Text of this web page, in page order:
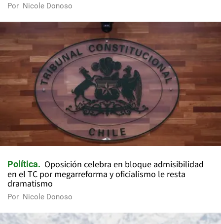
Por Nicole Donoso
Política
Oposición celebra en bloque admisibilidad
en el TC por megarreforma y oficialismo le resta
dramatismo
Por Nicole Donoso